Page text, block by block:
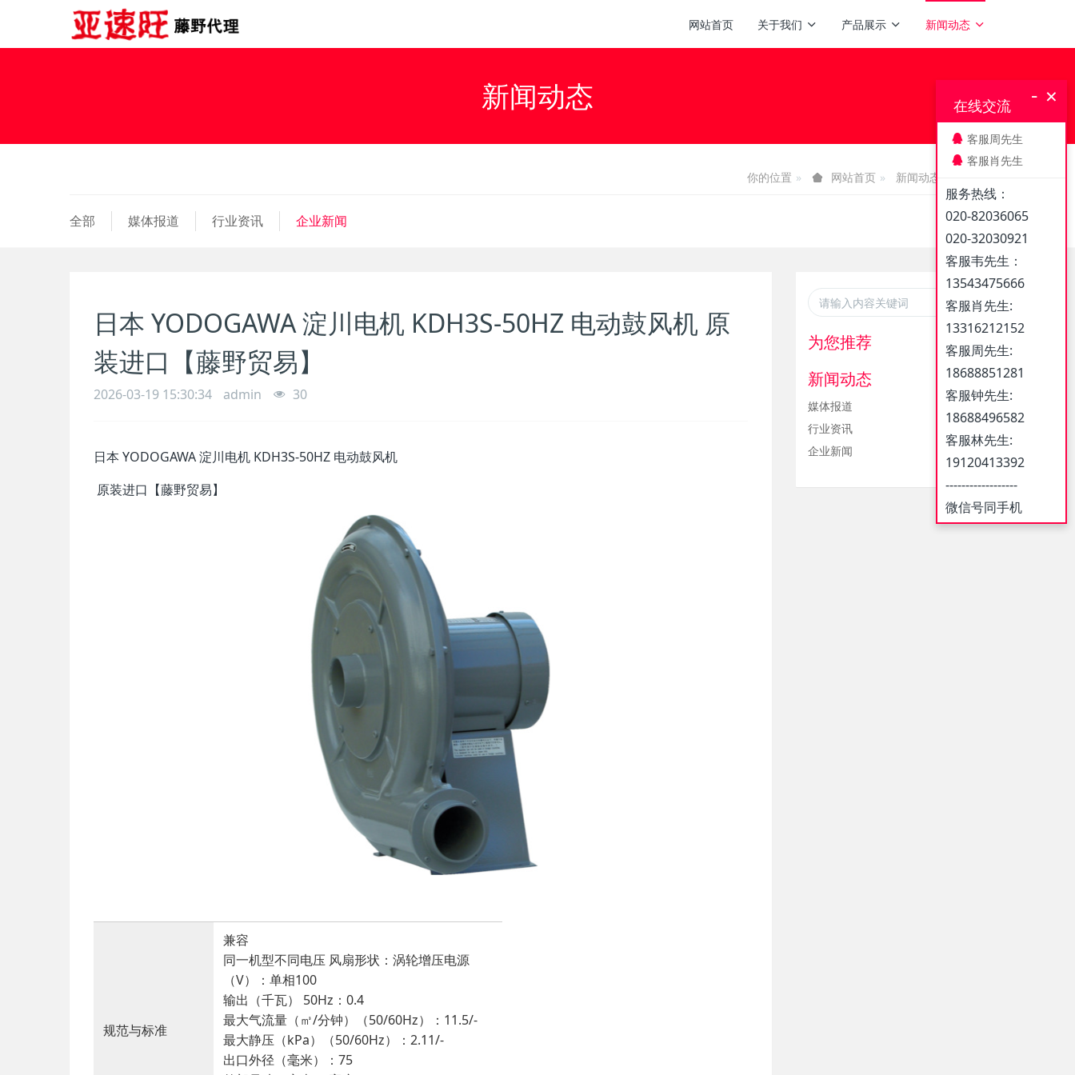
网站首页 关于我们 产品展示 新闻动态
新闻动态
你的位置 网站首页 新闻动态
全部 媒体报道 行业资讯 企业新闻
日本 YODOGAWA 淀川电机 KDH3S-50HZ 电动鼓风机 原
装进口【藤野贸易】
2026-03-19 15:30:34 admin 30
日本 YODOGAWA 淀川电机 KDH3S-50HZ 电动鼓风机
原装进口【藤野贸易】
规范与标准
兼容
同一机型不同电压 风扇形状：涡轮增压电源
（V）：单相100
输出（千瓦） 50Hz：0.4
最大气流量（㎥/分钟）（50/60Hz）：11.5/-
最大静压（kPa）（50/60Hz）：2.11/-
出口外径（毫米）：75
为您推荐
新闻动态
媒体报道
行业资讯
企业新闻
×
-
在线交流
客服周先生
客服肖先生
服务热线：
020-82036065
020-32030921
客服韦先生：
13543475666
客服肖先生:
13316212152
客服周先生:
18688851281
客服钟先生:
18688496582
客服林先生:
19120413392
------------------
微信号同手机